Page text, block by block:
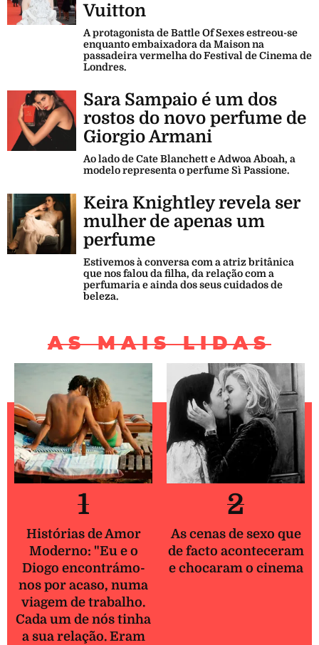
Vuitton
A protagonista de Battle Of Sexes estreou-se
enquanto embaixadora da Maison na
passadeira vermelha do Festival de Cinema de
Londres.
Sara Sampaio é um dos
rostos do novo perfume de
Giorgio Armani
Ao lado de Cate Blanchett e Adwoa Aboah, a
modelo representa o perfume Sì Passione.
Keira Knightley revela ser
mulher de apenas um
perfume
Estivemos à conversa com a atriz britânica
que nos falou da filha, da relação com a
perfumaria e ainda dos seus cuidados de
beleza.
AS MAIS LIDAS
1
Histórias de Amor
Moderno: "Eu e o
Diogo encontrámo-
nos por acaso, numa
viagem de trabalho.
Cada um de nós tinha
a sua relação. Eram
2
As cenas de sexo que
de facto aconteceram
e chocaram o cinema